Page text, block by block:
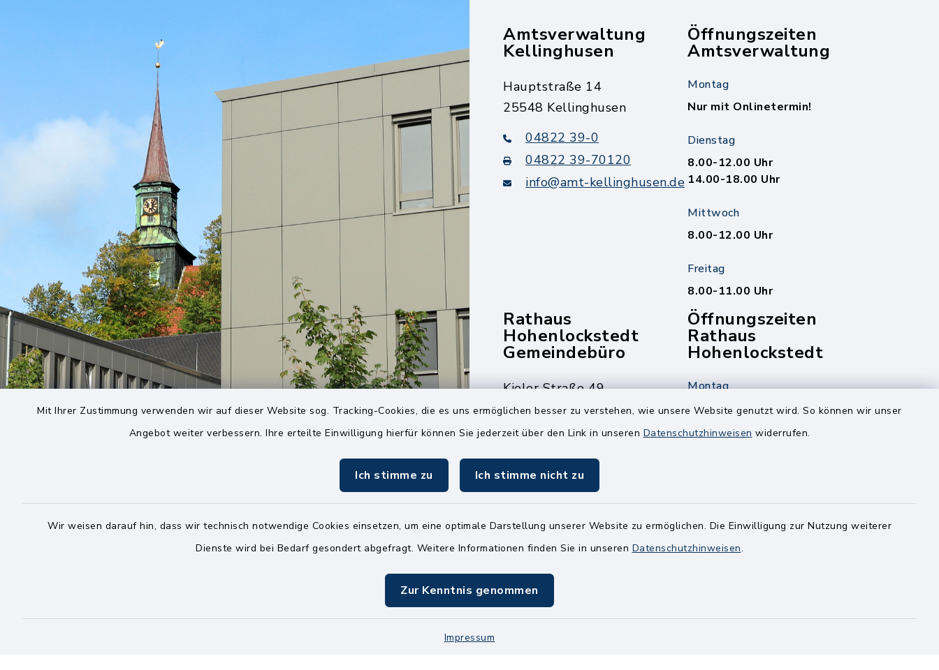
Mit Ihrer Zustimmung verwenden wir auf dieser Website sog. Tracking-Cookies, die es uns ermöglichen besser zu verstehen, wie unsere Website genutzt wird. So können wir unser
Angebot weiter verbessern. Ihre erteilte Einwilligung hierfür können Sie jederzeit über den Link in unseren Datenschutzhinweisen widerrufen.
Ich stimme zu Ich stimme nicht zu
Wir weisen darauf hin, dass wir technisch notwendige Cookies einsetzen, um eine optimale Darstellung unserer Website zu ermöglichen. Die Einwilligung zur Nutzung weiterer
Dienste wird bei Bedarf gesondert abgefragt. Weitere Informationen finden Sie in unseren Datenschutzhinweisen.
Zur Kenntnis genommen
Impressum
Amtsverwaltung
Kellinghusen
Hauptstraße 14
25548 Kellinghusen
04822 39-0
04822 39-70120
info@amt-kellinghusen.de
Öffnungszeiten
Amtsverwaltung
Montag
Nur mit Onlinetermin!
Dienstag
8.00-12.00 Uhr
14.00-18.00 Uhr
Mittwoch
8.00-12.00 Uhr
Freitag
8.00-11.00 Uhr
Rathaus
Hohenlockstedt
Gemeindebüro
Kieler Straße 49
25551 Hohenlockstedt
04826 30-0
04826 30-15
info@amt-kellinghusen.de
Öffnungszeiten
Rathaus
Hohenlockstedt
Montag
Nur mit Onlinetermin!
Dienstag